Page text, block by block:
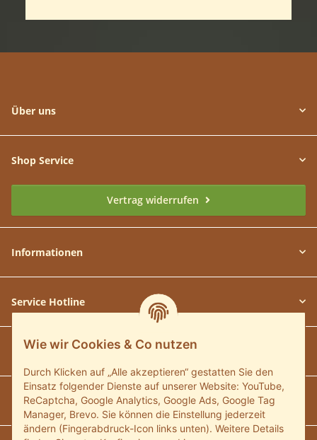
Wie wir Cookies & Co nutzen
Durch Klicken auf „Alle akzeptieren“ gestatten Sie den
Einsatz folgender Dienste auf unserer Website: YouTube,
ReCaptcha, Google Analytics, Google Ads, Google Tag
Manager, Brevo. Sie können die Einstellung jederzeit
ändern (Fingerabdruck-Icon links unten). Weitere Details
Über uns
Shop Service
Vertrag widerrufen
Informationen
Service Hotline
Unsere Communitys
Unsere Zahlungsarten